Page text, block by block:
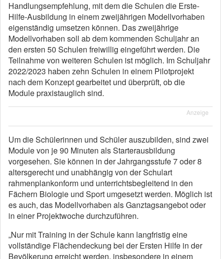
Handlungsempfehlung, mit dem die Schulen die Erste-
Hilfe-Ausbildung in einem zweijährigen Modellvorhaben
eigenständig umsetzen können. Das zweijährige
Modellvorhaben soll ab dem kommenden Schuljahr an
den ersten 50 Schulen freiwillig eingeführt werden. Die
Teilnahme von weiteren Schulen ist möglich. Im Schuljahr
2022/2023 haben zehn Schulen in einem Pilotprojekt
nach dem Konzept gearbeitet und überprüft, ob die
Module praxistauglich sind.
Anzeige
Um die Schülerinnen und Schüler auszubilden, sind zwei
Module von je 90 Minuten als Starterausbildung
vorgesehen. Sie können in der Jahrgangsstufe 7 oder 8
altersgerecht und unabhängig von der Schulart
rahmenplankonform und unterrichtsbegleitend in den
Fächern Biologie und Sport umgesetzt werden. Möglich ist
es auch, das Modellvorhaben als Ganztagsangebot oder
in einer Projektwoche durchzuführen.
„Nur mit Training in der Schule kann langfristig eine
vollständige Flächendeckung bei der Ersten Hilfe in der
Bevölkerung erreicht werden, insbesondere in einem